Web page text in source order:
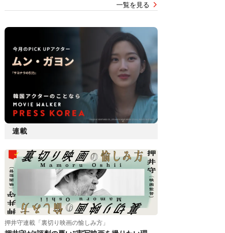
一覧を見る
連載
押井守連載「裏切り映画の愉しみ方」